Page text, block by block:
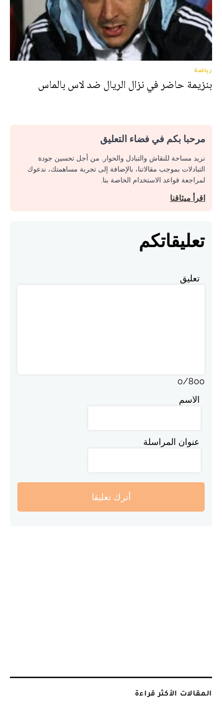
رياضة
بنزيمة حاضر في نزال الريال ضد لاس بالماس
مرحبا بكم في فضاء التعليق
نريد مساحة للنقاش والتبادل والحوار. من أجل تحسين جودة
التبادلات بموجب مقالاتنا، بالإضافة إلى تجربة مساهمتك، ندعوك
لمراجعة قواعد الاستخدام الخاصة بنا.
اقرأ ميثاقنا
تعليقاتكم
تعليق
0/800
الاسم
عنوان المراسلة
أترك تعليقا
المقالات الأكثر قراءة